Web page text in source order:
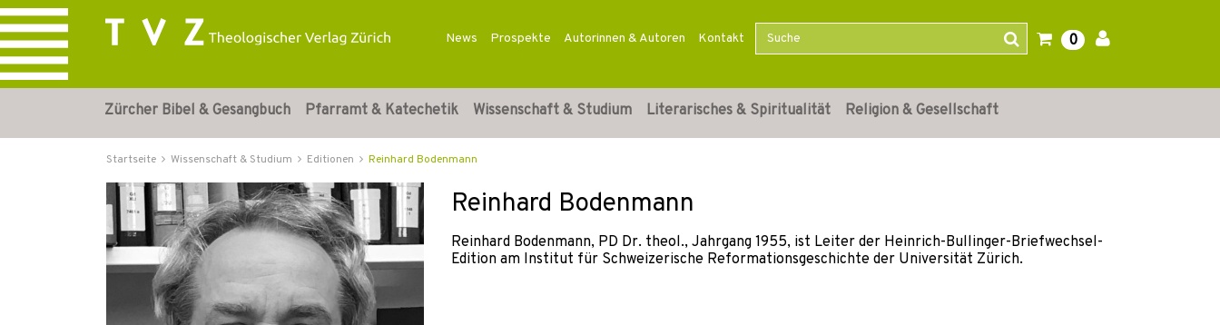
News Prospekte Autorinnen & Autoren Kontakt 0
Zürcher Bibel & Gesangbuch Pfarramt & Katechetik Wissenschaft & Studium Literarisches & Spiritualität Religion & Gesellschaft
Startseite Wissenschaft & Studium Editionen Reinhard Bodenmann
Reinhard Bodenmann
Reinhard Bodenmann, PD Dr. theol., Jahrgang 1955, ist Leiter der Heinrich-Bullinger-Briefwechsel-
Edition am Institut für Schweizerische Reformationsgeschichte der Universität Zürich.